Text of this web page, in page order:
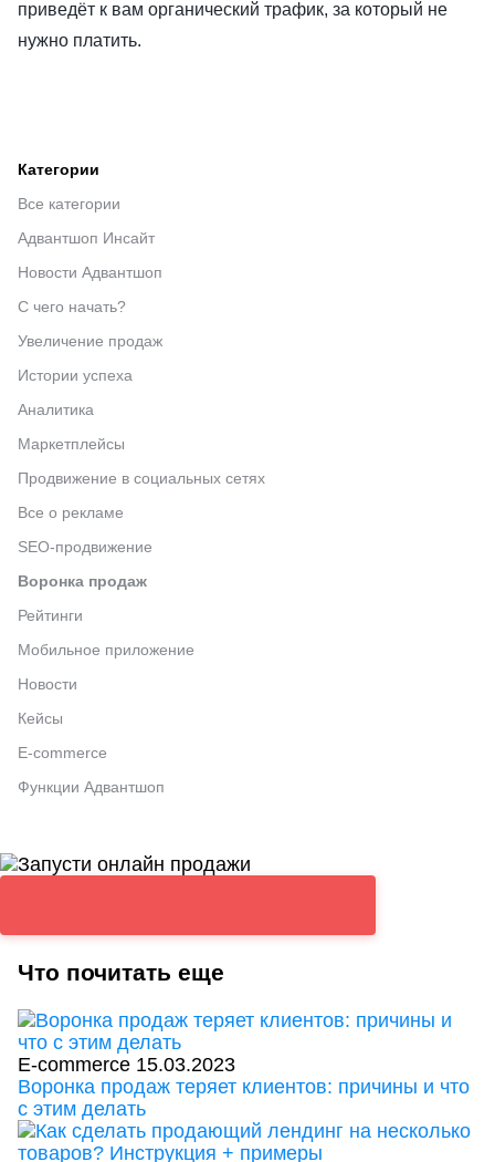
Категории
Все категории
Адвантшоп Инсайт
Новости Адвантшоп
С чего начать?
Увеличение продаж
Истории успеха
Аналитика
Маркетплейсы
Продвижение в социальных сетях
Все о рекламе
SEO-продвижение
Воронка продаж
Рейтинги
Мобильное приложение
Новости
Кейсы
E-commerce
Функции Адвантшоп
приведёт к вам органический трафик, за который не
нужно платить.
Что почитать еще
E-commerce 15.03.2023
Воронка продаж теряет клиентов: причины и что
с этим делать